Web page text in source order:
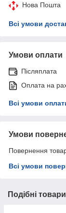
Нова Пошта
Всі умови
Умови оплати
Післяплата
Оплата на
Всі умови
Умови
Повернення
Всі умови
Подібні